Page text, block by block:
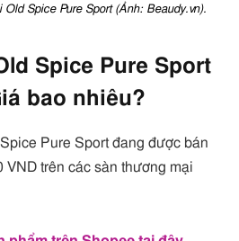
Spice Pure Sport (Ảnh: Beaudy.vn).
Spice Pure Sport
bao nhiêu?
Pure Sport đang được bán
VND trên các sàn thương mại